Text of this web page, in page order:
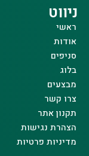
ניווט
ראשי
אודות
סניפים
בלוג
מבצעים
צרו קשר
תקנון אתר
הצהרת נגישות
מדיניות פרטיות